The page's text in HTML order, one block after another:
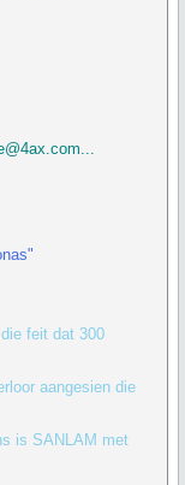
feit dat 300
aangesien die
is SANLAM met